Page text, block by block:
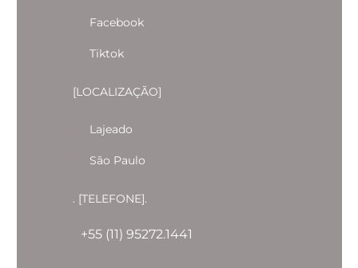
Facebook
Tiktok
[LOCALIZAÇÃO]
Lajeado
São Paulo
. [TELEFONE].
+55 (11) 95272.1441